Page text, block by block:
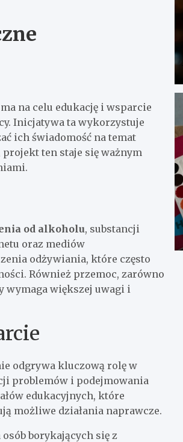
na celu edukację i wsparcie
Inicjatywa ta wykorzystuje
ich świadomość na temat
ten staje się ważnym
od alkoholu, substancji
oraz mediów
odżywiania, które często
Również przemoc, zarówno
wymaga większej uwagi i
odgrywa kluczową rolę w
problemów i podejmowania
edukacyjnych, które
możliwe działania naprawcze.
borykających się z